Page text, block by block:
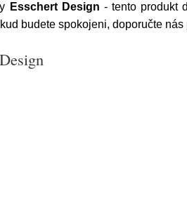
Esschert Design - tento produkt
budete spokojeni, doporučte nás